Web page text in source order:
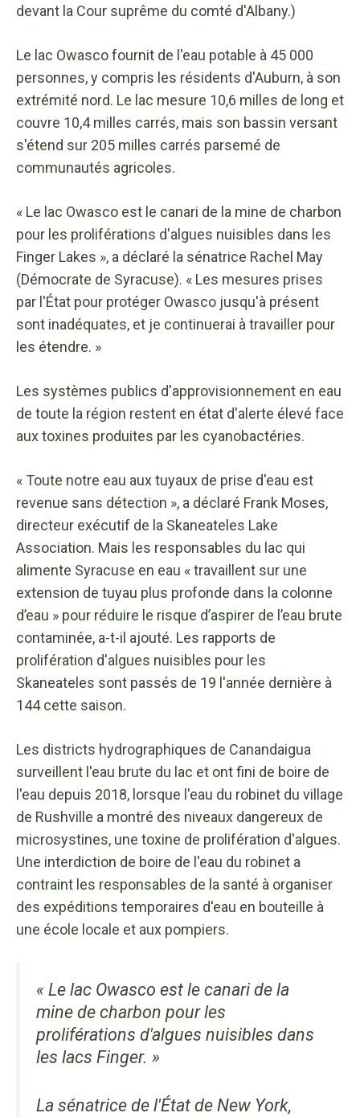
devant la Cour suprême du comté d'Albany.)
Le lac Owasco fournit de l'eau potable à 45 000
personnes, y compris les résidents d'Auburn, à son
extrémité nord. Le lac mesure 10,6 milles de long et
couvre 10,4 milles carrés, mais son bassin versant
s'étend sur 205 milles carrés parsemé de
communautés agricoles.
« Le lac Owasco est le canari de la mine de charbon
pour les proliférations d'algues nuisibles dans les
Finger Lakes », a déclaré la sénatrice Rachel May
(Démocrate de Syracuse). « Les mesures prises
par l'État pour protéger Owasco jusqu'à présent
sont inadéquates, et je continuerai à travailler pour
les étendre. »
Les systèmes publics d'approvisionnement en eau
de toute la région restent en état d'alerte élevé face
aux toxines produites par les cyanobactéries.
« Toute notre eau aux tuyaux de prise d'eau est
revenue sans détection », a déclaré Frank Moses,
directeur exécutif de la Skaneateles Lake
Association. Mais les responsables du lac qui
alimente Syracuse en eau « travaillent sur une
extension de tuyau plus profonde dans la colonne
d’eau » pour réduire le risque d’aspirer de l’eau brute
contaminée, a-t-il ajouté. Les rapports de
prolifération d'algues nuisibles pour les
Skaneateles sont passés de 19 l'année dernière à
144 cette saison.
Les districts hydrographiques de Canandaigua
surveillent l'eau brute du lac et ont fini de boire de
l'eau depuis 2018, lorsque l'eau du robinet du village
de Rushville a montré des niveaux dangereux de
microsystines, une toxine de prolifération d'algues.
Une interdiction de boire de l'eau du robinet a
contraint les responsables de la santé à organiser
des expéditions temporaires d'eau en bouteille à
une école locale et aux pompiers.
« Le lac Owasco est le canari de la
mine de charbon pour les
proliférations d'algues nuisibles dans
les lacs Finger. »
La sénatrice de l'État de New York,